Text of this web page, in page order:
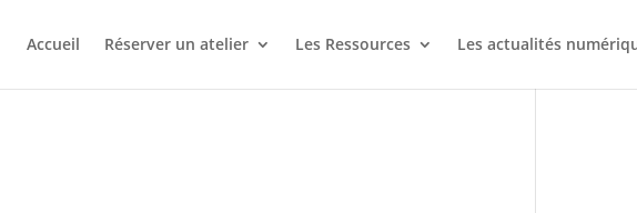
Accueil Réserver un atelier Les Ressources Les actualités